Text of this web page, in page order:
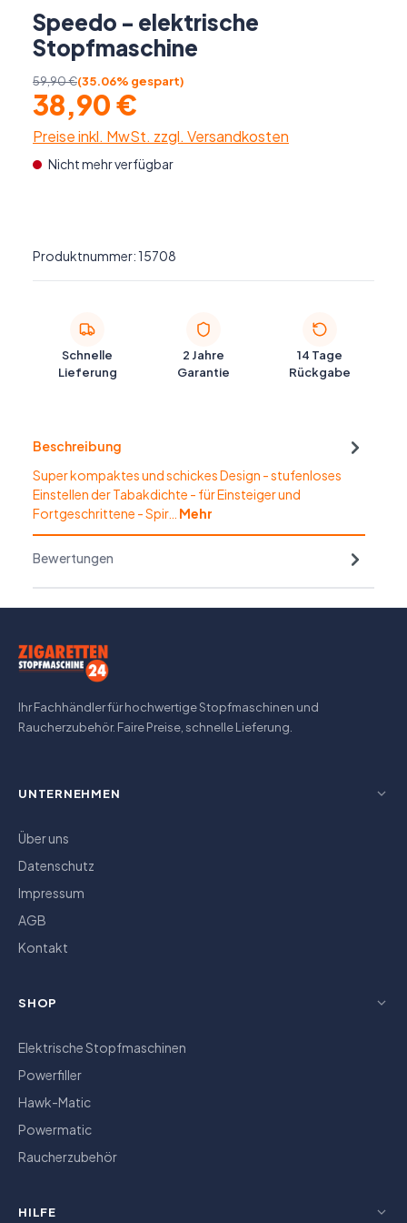
Speedo - elektrische
Stopfmaschine
38,90 €
59,90 €(35.06% gespart)
Preise inkl. MwSt. zzgl. Versandkosten
Nicht mehr verfügbar
Produktnummer:15708
Schnelle
Lieferung
2 Jahre
Garantie
14 Tage
Rückgabe
Beschreibung
Super kompaktes und schickes Design - stufenloses
Einstellen der Tabakdichte - für Einsteiger und
Fortgeschrittene - Spir… Mehr
Bewertungen
Ihr Fachhändler für hochwertige Stopfmaschinen und
Raucherzubehör. Faire Preise, schnelle Lieferung.
UNTERNEHMEN
Über uns
Datenschutz
Impressum
AGB
Kontakt
SHOP
Elektrische Stopfmaschinen
Powerfiller
Hawk-Matic
Powermatic
Raucherzubehör
HILFE